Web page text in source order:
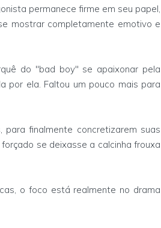
permanece firme em seu papel,
mostrar completamente emotivo e
do "bad boy" se apaixonar pela
por ela. Faltou um pouco mais para
finalmente concretizarem suas
se deixasse a calcinha frouxa
o foco está realmente no drama